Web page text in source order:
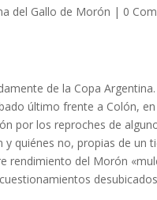
del Gallo de Morón | 0
de la Copa Argentina.
último frente a Colón,
por los reproches de
quiénes no, propias de un
rendimiento del Morón